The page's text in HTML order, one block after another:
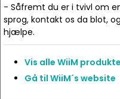
- Såfremt du er i tvivl om
sprog, kontakt os da blot,
hjælpe.
Vis alle WiiM
Gå til WiiM´s website